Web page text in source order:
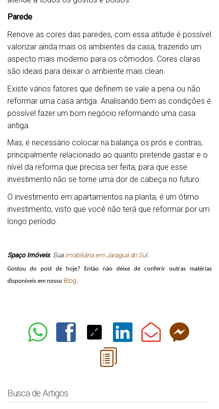
Parede
Renove as cores das paredes, com essa atitude é possível
valorizar ainda mais os ambientes da casa, trazendo um
aspecto mais moderno para os cômodos. Cores claras
são ideais para deixar o ambiente mais clean.
Existe vários fatores que definem se vale a pena ou não
reformar uma casa antiga. Analisando bem as condições é
possível fazer um bom negócio reformando uma casa
antiga.
Mas, é necessário colocar na balança os prós e contras,
principalmente relacionado ao quanto pretende gastar e o
nível da reforma que precisa ser feita, para que esse
investimento não se torne uma dor de cabeça no futuro.
O investimento em apartamentos na planta, é um ótimo
investimento, visto que você não terá que reformar por um
longo período.
Spaço Imóveis. Sua imobiliária em Jaraguá do Sul.
Gostou do post de hoje? Então não deixe de conferir outras matérias
disponíveis em nosso Blog.
Busca de Artigos